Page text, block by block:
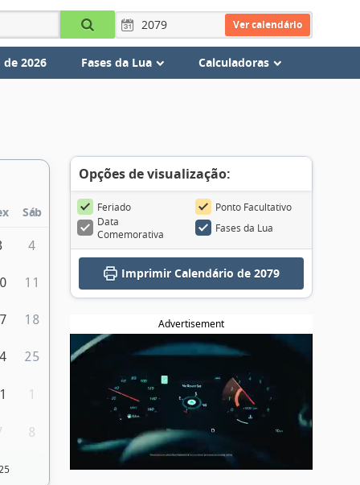
Ver calendário
2026 Fases da Lua Calculadoras
Sáb
4
11
18
25
1
8
Opções de visualização:
Feriado
Ponto Facultativo
Data
Comemorativa
Fases da Lua
Imprimir Calendário de 2079
Advertisement